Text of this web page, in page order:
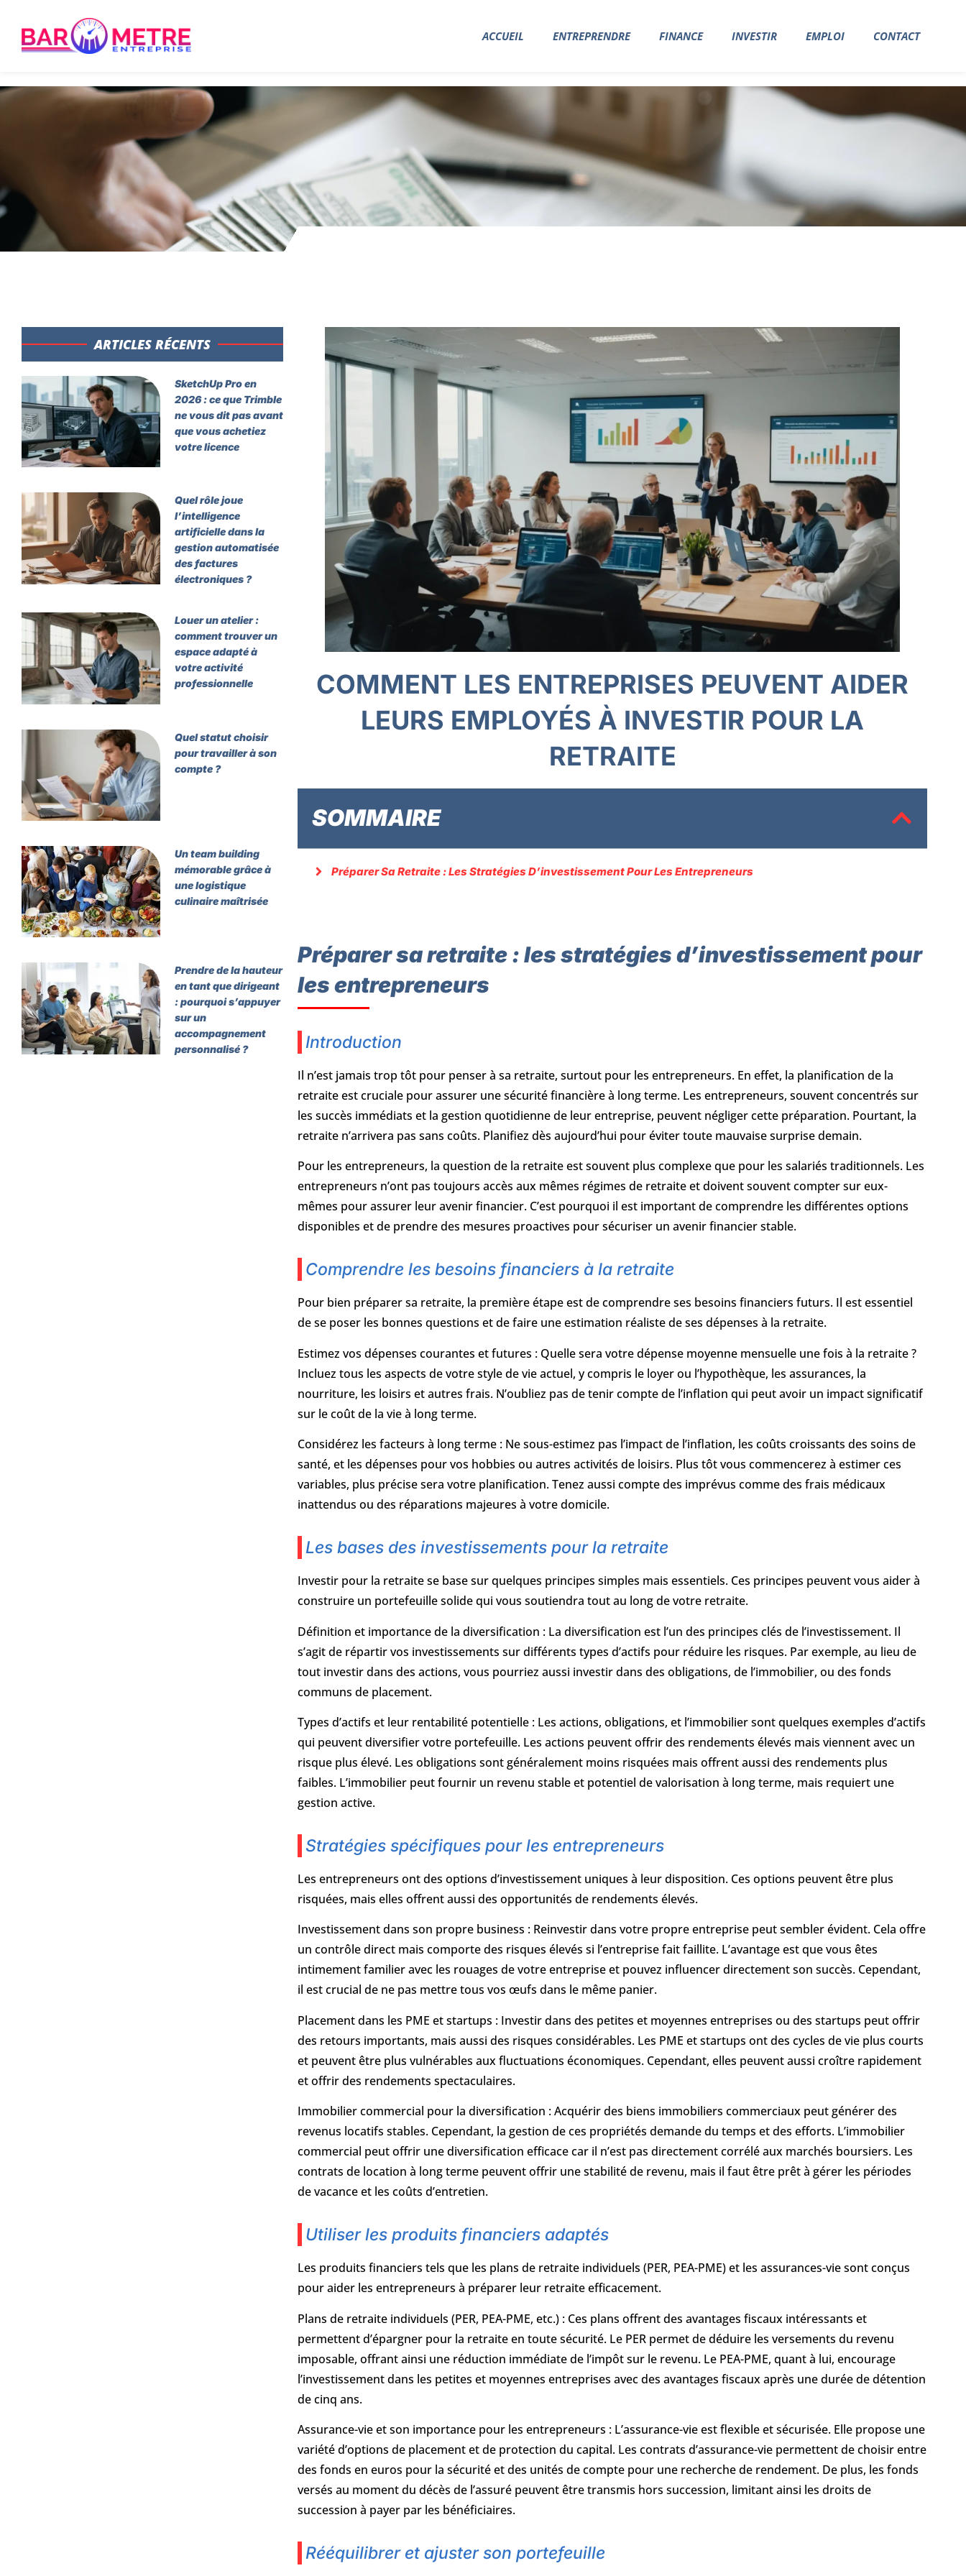
ACCUEIL ENTREPRENDRE FINANCE INVESTIR EMPLOI CONTACT
ARTICLES RÉCENTS​
SketchUp Pro en
2026 : ce que Trimble
ne vous dit pas avant
que vous achetiez
votre licence
Quel rôle joue
l’intelligence
artificielle dans la
gestion automatisée
des factures
électroniques ?
Louer un atelier :
comment trouver un
espace adapté à
votre activité
professionnelle
Quel statut choisir
pour travailler à son
compte ?
Un team building
mémorable grâce à
une logistique
culinaire maîtrisée
Prendre de la hauteur
en tant que dirigeant
: pourquoi s’appuyer
sur un
accompagnement
personnalisé ?
COMMENT LES ENTREPRISES PEUVENT AIDER
LEURS EMPLOYÉS À INVESTIR POUR LA
RETRAITE
SOMMAIRE
Préparer Sa Retraite : Les Stratégies D’investissement Pour Les Entrepreneurs
Préparer sa retraite : les stratégies d’investissement pour
les entrepreneurs
Introduction
Il n’est jamais trop tôt pour penser à sa retraite, surtout pour les entrepreneurs. En effet, la planification de la
retraite est cruciale pour assurer une sécurité financière à long terme. Les entrepreneurs, souvent concentrés sur
les succès immédiats et la gestion quotidienne de leur entreprise, peuvent négliger cette préparation. Pourtant, la
retraite n’arrivera pas sans coûts. Planifiez dès aujourd’hui pour éviter toute mauvaise surprise demain.
Pour les entrepreneurs, la question de la retraite est souvent plus complexe que pour les salariés traditionnels. Les
entrepreneurs n’ont pas toujours accès aux mêmes régimes de retraite et doivent souvent compter sur eux-
mêmes pour assurer leur avenir financier. C’est pourquoi il est important de comprendre les différentes options
disponibles et de prendre des mesures proactives pour sécuriser un avenir financier stable.
Comprendre les besoins financiers à la retraite
Pour bien préparer sa retraite, la première étape est de comprendre ses besoins financiers futurs. Il est essentiel
de se poser les bonnes questions et de faire une estimation réaliste de ses dépenses à la retraite.
Estimez vos dépenses courantes et futures : Quelle sera votre dépense moyenne mensuelle une fois à la retraite ?
Incluez tous les aspects de votre style de vie actuel, y compris le loyer ou l’hypothèque, les assurances, la
nourriture, les loisirs et autres frais. N’oubliez pas de tenir compte de l’inflation qui peut avoir un impact significatif
sur le coût de la vie à long terme.
Considérez les facteurs à long terme : Ne sous-estimez pas l’impact de l’inflation, les coûts croissants des soins de
santé, et les dépenses pour vos hobbies ou autres activités de loisirs. Plus tôt vous commencerez à estimer ces
variables, plus précise sera votre planification. Tenez aussi compte des imprévus comme des frais médicaux
inattendus ou des réparations majeures à votre domicile.
Les bases des investissements pour la retraite
Investir pour la retraite se base sur quelques principes simples mais essentiels. Ces principes peuvent vous aider à
construire un portefeuille solide qui vous soutiendra tout au long de votre retraite.
Définition et importance de la diversification : La diversification est l’un des principes clés de l’investissement. Il
s’agit de répartir vos investissements sur différents types d’actifs pour réduire les risques. Par exemple, au lieu de
tout investir dans des actions, vous pourriez aussi investir dans des obligations, de l’immobilier, ou des fonds
communs de placement.
Types d’actifs et leur rentabilité potentielle : Les actions, obligations, et l’immobilier sont quelques exemples d’actifs
qui peuvent diversifier votre portefeuille. Les actions peuvent offrir des rendements élevés mais viennent avec un
risque plus élevé. Les obligations sont généralement moins risquées mais offrent aussi des rendements plus
faibles. L’immobilier peut fournir un revenu stable et potentiel de valorisation à long terme, mais requiert une
gestion active.
Stratégies spécifiques pour les entrepreneurs
Les entrepreneurs ont des options d’investissement uniques à leur disposition. Ces options peuvent être plus
risquées, mais elles offrent aussi des opportunités de rendements élevés.
Investissement dans son propre business : Reinvestir dans votre propre entreprise peut sembler évident. Cela offre
un contrôle direct mais comporte des risques élevés si l’entreprise fait faillite. L’avantage est que vous êtes
intimement familier avec les rouages de votre entreprise et pouvez influencer directement son succès. Cependant,
il est crucial de ne pas mettre tous vos œufs dans le même panier.
Placement dans les PME et startups : Investir dans des petites et moyennes entreprises ou des startups peut offrir
des retours importants, mais aussi des risques considérables. Les PME et startups ont des cycles de vie plus courts
et peuvent être plus vulnérables aux fluctuations économiques. Cependant, elles peuvent aussi croître rapidement
et offrir des rendements spectaculaires.
Immobilier commercial pour la diversification : Acquérir des biens immobiliers commerciaux peut générer des
revenus locatifs stables. Cependant, la gestion de ces propriétés demande du temps et des efforts. L’immobilier
commercial peut offrir une diversification efficace car il n’est pas directement corrélé aux marchés boursiers. Les
contrats de location à long terme peuvent offrir une stabilité de revenu, mais il faut être prêt à gérer les périodes
de vacance et les coûts d’entretien.
Utiliser les produits financiers adaptés
Les produits financiers tels que les plans de retraite individuels (PER, PEA-PME) et les assurances-vie sont conçus
pour aider les entrepreneurs à préparer leur retraite efficacement.
Plans de retraite individuels (PER, PEA-PME, etc.) : Ces plans offrent des avantages fiscaux intéressants et
permettent d’épargner pour la retraite en toute sécurité. Le PER permet de déduire les versements du revenu
imposable, offrant ainsi une réduction immédiate de l’impôt sur le revenu. Le PEA-PME, quant à lui, encourage
l’investissement dans les petites et moyennes entreprises avec des avantages fiscaux après une durée de détention
de cinq ans.
Assurance-vie et son importance pour les entrepreneurs : L’assurance-vie est flexible et sécurisée. Elle propose une
variété d’options de placement et de protection du capital. Les contrats d’assurance-vie permettent de choisir entre
des fonds en euros pour la sécurité et des unités de compte pour une recherche de rendement. De plus, les fonds
versés au moment du décès de l’assuré peuvent être transmis hors succession, limitant ainsi les droits de
succession à payer par les bénéficiaires.
Rééquilibrer et ajuster son portefeuille